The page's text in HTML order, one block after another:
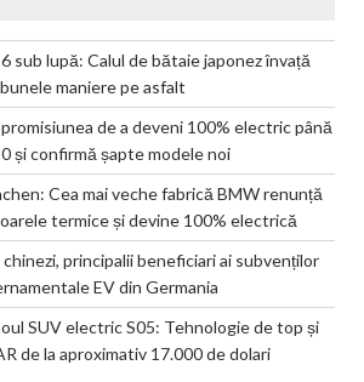
sub lupă: Calul de bătaie japonez învață
bunele maniere pe asfalt
de a deveni 100% electric până
și confirmă șapte modele noi
Cea mai veche fabrică BMW renunță
termice și devine 100% electrică
principalii beneficiari ai subvenților
EV din Germania
SUV electric S05: Tehnologie de top și
de la aproximativ 17.000 de dolari